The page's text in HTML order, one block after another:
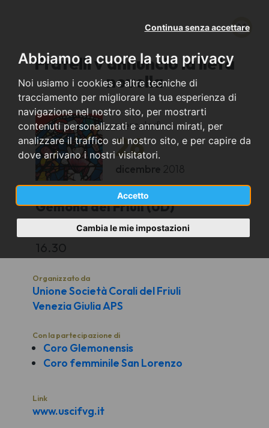
Abbiamo a cuore la tua privacy
Noi usiamo i cookies e altre tecniche di
tracciamento per migliorare la tua esperienza di
navigazione nel nostro sito, per mostrarti
contenuti personalizzati e annunci mirati, per
analizzare il traffico sul nostro sito, e per capire da
dove arrivano i nostri visitatori.
Accetto
Continua senza accettare
Cambia le mie impostazioni
Fratelli v'annuncio la lieta
novella
mercoledì
26
dicembre 2018
Gemona del Friuli (UD)
Duomo di Santa Maria Assunta
16.30
Organizzato da
Unione Società Corali del Friuli
Venezia Giulia APS
Con la partecipazione di
Coro Glemonensis
Coro femminile San Lorenzo
Link
www.uscifvg.it